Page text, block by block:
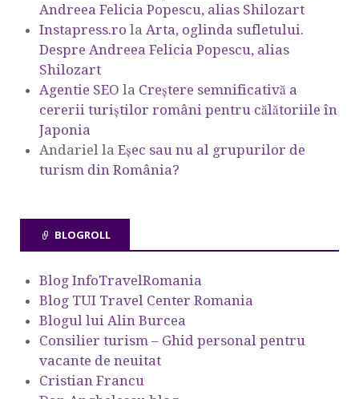
Andreea Felicia Popescu, alias Shilozart
Instapress.ro la Arta, oglinda sufletului.
Despre Andreea Felicia Popescu, alias
Shilozart
Agentie SEO la Creștere semnificativă a
cererii turiștilor români pentru călătoriile în
Japonia
Andariel la Eşec sau nu al grupurilor de
turism din România?
BLOGROLL
Blog InfoTravelRomania
Blog TUI Travel Center Romania
Blogul lui Alin Burcea
Consilier turism – Ghid personal pentru
vacante de neuitat
Cristian Francu